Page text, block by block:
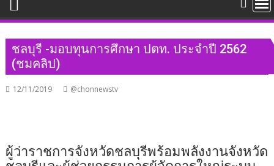
ชลบุรี -​มอบทุนการศึกษา ปตท. ประจำปี 2562
(ชมคลิป)
12/11/2019 @chonnewstv
ผู้ว่าราชการจังหวัดชลบุรีพร้อมพลังงานจังหวัด